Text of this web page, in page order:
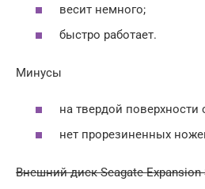
весит немного;
быстро работает.
Минусы
на твердой поверхности
нет прорезиненных
Внешний диск Seagate Expansion